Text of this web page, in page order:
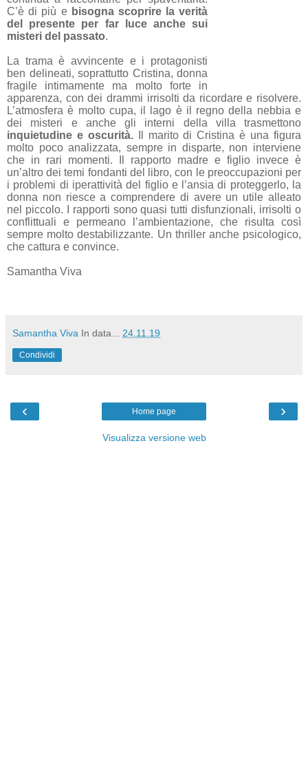
C’è di più e bisogna scoprire la verità
del presente per far luce anche sui
misteri del passato.
La trama è avvincente e i protagonisti
ben delineati, soprattutto Cristina, donna
fragile intimamente ma molto forte in
apparenza, con dei drammi irrisolti da ricordare e risolvere.
L’atmosfera è molto cupa, il lago è il regno della nebbia e
dei misteri e anche gli interni della villa trasmettono
inquietudine e oscurità.Il marito di Cristina è una figura
molto poco analizzata, sempre in disparte, non interviene
che in rari momenti. Il rapporto madre e figlio invece è
un’altro dei temi fondanti del libro, con le preoccupazioni per
i problemi di iperattività del figlio e l’ansia di proteggerlo, la
donna non riesce a comprendere di avere un utile alleato
nel piccolo. I rapporti sono quasi tutti disfunzionali, irrisolti o
conflittuali e permeano l’ambientazione, che risulta così
sempre molto destabilizzante. Un thriller anche psicologico,
che cattura e convince.
Samantha Viva
Samantha Viva In data... 24.11.19
Condividi
‹ ›
Home page
Visualizza versione web